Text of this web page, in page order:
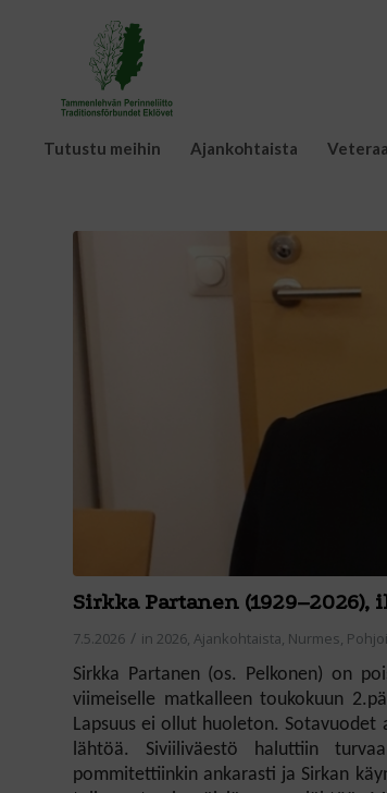
Tutustu meihin Ajankohtaista
Sirkka Partanen
7.5.2026 / in 2026 Ajankohtaista Nurmes
Sirkka Partanen (os. Pelkonen) on
viimeiselle matkalleen toukokuun
Lapsuus ei ollut huoleton. Sotavuodet
lähtöä. Siviiliväestö haluttiin
pommitettiinkin ankarasti ja Sirkan